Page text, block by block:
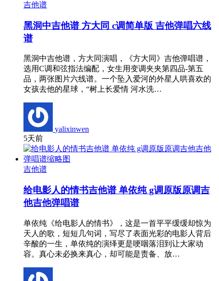
吉他谱
黑洞中吉他谱 方大同 c调简单版 吉他弹唱六线
谱
黑洞中吉他谱，方大同演唱，《方大同》吉他弹唱谱，
选用C调和弦指法编配，女生用变调夹夹第四品-第五
品，两张图片六线谱。一个坠入爱河的外星人哄喜欢的
女孩去他的星球，“树上长爱情 河水洗…
yalixinwen
5天前
吉他谱
给电影人的情书吉他谱 单依纯 g调原版原调吉
他吉他弹唱谱
单依纯《给电影人的情书》，这是一首平平缓缓却惊为
天人的歌，短短几句词，写尽了表面光彩的电影人背后
辛酸的一生，单依纯的演绎更是哽咽落泪到让大家动
容。真心未必换来真心，却可能是责备、放…